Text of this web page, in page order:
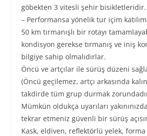
göbekten 3 vitesli şehir bisikletleridir.
– Performansa yönelik tur içim
50 km tırmanışlı bir rotayı
kondisyon gerekse tırmanış ve iniş
bilgiye sahip olmalıdırlar.
Öncü ve artçılar ile sürüş düzeni
(Öncü geçilemez, artçı arkasında
takdirde tüm grup durmak
Mümkün oldukça uyarıları
tekrar etmeniz güvenli bir sürüş
Kask, eldiven, reflektörlü yelek, forma